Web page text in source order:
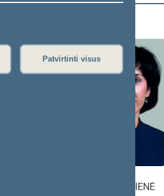
Patvirtinti visus
ALEKNAVIČIENĖ